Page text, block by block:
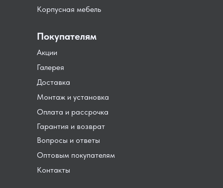
Гарантия и возврат
Монтаж и установка
Доставка
Оплата и рассрочка
Оптовым покупателям
Контакты
Вопросы и ответы
Корпусная мебель
Акции
Галерея
Покупателям